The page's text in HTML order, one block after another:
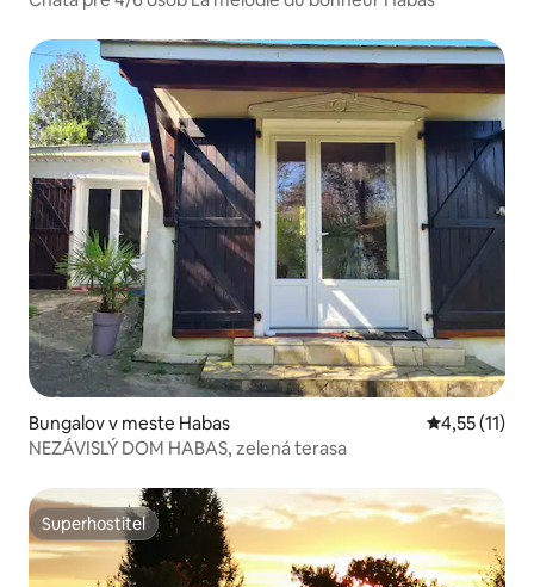
Bungalov v meste Habas Priemerné
4,55 (11)
NEZÁVISLÝ DOM HABAS, zelená terasa
Superhostiteľ
Superhostiteľ